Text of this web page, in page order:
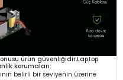
ürün güvenliğidir.Laptop
korumaları:
belirli bir seviyenin üzerine